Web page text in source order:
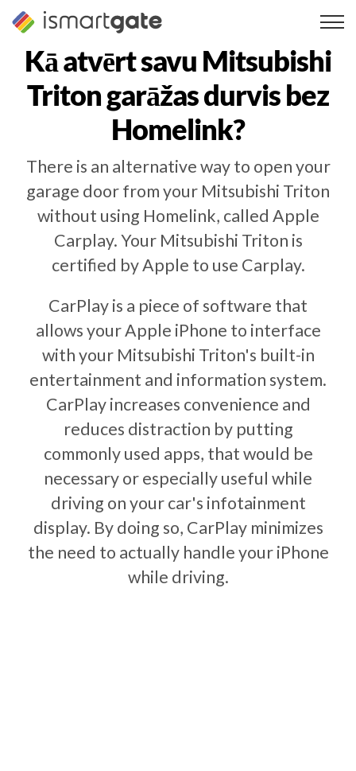
Pāriet
Kā atvērt savu Mitsubishi
Tritongarāžas durvis bez
Homelink?
There is an alternative way to open your
garage door from your Mitsubishi Triton
without using Homelink, called Apple
Carplay. Your Mitsubishi Triton is
certified by Apple to use Carplay.
CarPlay is a piece of software that
allows your Apple iPhone to interface
with your Mitsubishi Triton's built-in
entertainment and information system.
CarPlay increases convenience and
reduces distraction by putting
commonly used apps, that would be
necessary or especially useful while
driving on your car's infotainment
display. By doing so, CarPlay minimizes
the need to actually handle your iPhone
while driving.